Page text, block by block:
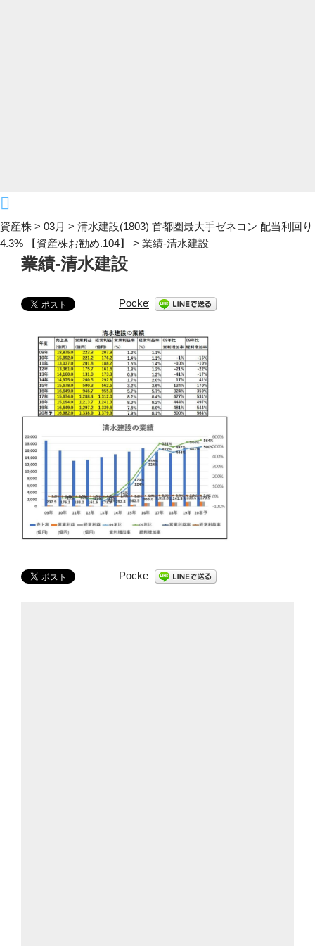
資産株 > 03月 > 清水建設(1803) 首都圏最大手ゼネコン 配当利回り
4.3% 【資産株お勧め.104】
> 業績-清水建設
業績-清水建設
Pocket
Pocket